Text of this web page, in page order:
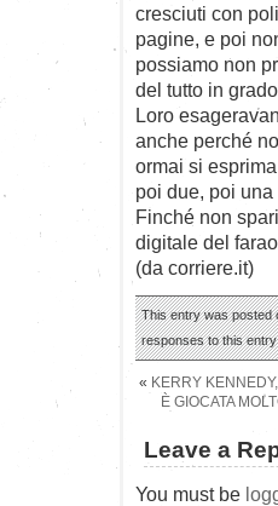
cresciuti con
pagine, e poi
possiamo non
del tutto in
Loro
anche perché
ormai si
poi due, poi una
Finché non
digitale del
(da corriere.it)
This entry was posted
responses to this
« KERRY
È GIOCATA
Leave a
You must be